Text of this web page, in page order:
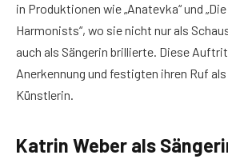
in Produktionen wie „Anatevka“ und
Harmonists“, wo sie nicht nur als
auch als Sängerin brillierte. Diese
Anerkennung und festigten ihren Ruf
Künstlerin.
Katrin Weber als